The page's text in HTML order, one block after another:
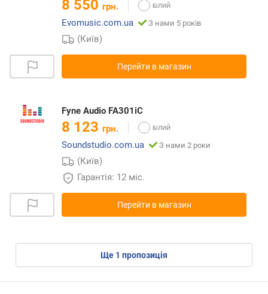
8 550 грн.
Evomusic.com.ua
З нами 5 років
(Київ)
Перейти в магазин
Fyne Audio FA301iC
8 123 грн.
Soundstudio.com.ua
З нами 2 роки
(Київ)
Гарантія: 12 міс.
Перейти в магазин
ще 1 пропозиція